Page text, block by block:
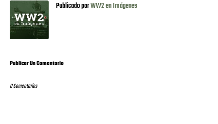
Publicado porWW2 en Imágenes
Publicar Un Comentario
0 Comentarios